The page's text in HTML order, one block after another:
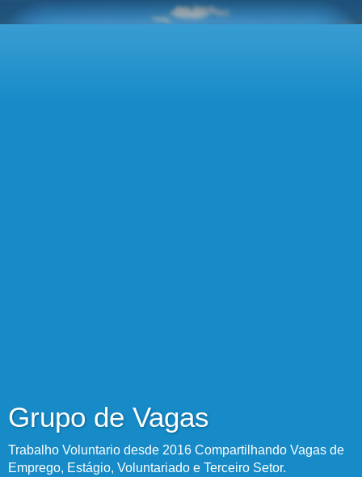
Grupo de Vagas
Trabalho Voluntario desde 2016 Compartilhando Vagas de
Emprego, Estágio, Voluntariado e Terceiro Setor.